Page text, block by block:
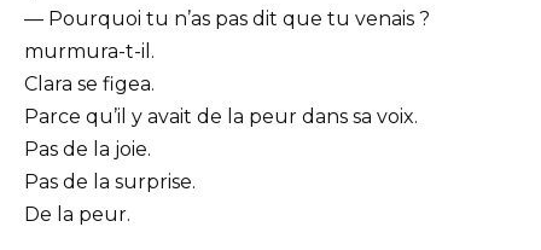
— Pourquoi tu n’as pas dit que tu venais ?
murmura-t-il.
Clara se figea.
Parce qu’il y avait de la peur dans sa voix.
Pas de la joie.
Pas de la surprise.
De la peur.